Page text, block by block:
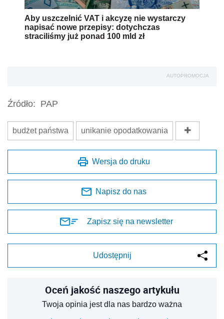
Aby uszczelnić VAT i akcyzę nie wystarczy
napisać nowe przepisy: dotychczas
straciliśmy już ponad 100 mld zł
AUTOPROMOCJA
Źródło: PAP
budżet państwa unikanie opodatkowania
Wersja do druku
Napisz do nas
Zapisz się na newsletter
Udostępnij
Oceń jakość naszego artykułu
Twoja opinia jest dla nas bardzo ważna